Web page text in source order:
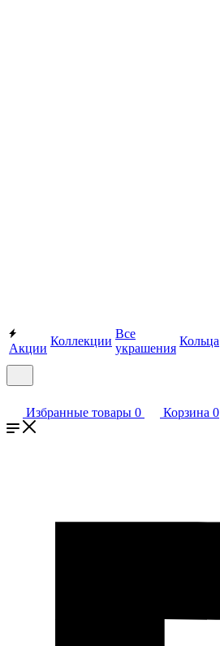
Акции
Коллекции
Все
украшения
Кольца
Избранные товары 0 Корзина 0